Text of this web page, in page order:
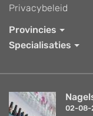
Privacybeleid
Provincies
Specialisaties
02-08-